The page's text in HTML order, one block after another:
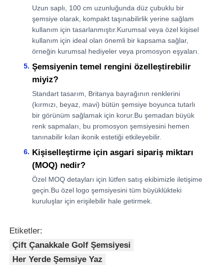
Uzun saplı, 100 cm uzunluğunda düz çubuklu bir
şemsiye olarak, kompakt taşınabilirlik yerine sağlam
kullanım için tasarlanmıştır.Kurumsal veya özel kişisel
kullanım için ideal olan önemli bir kapsama sağlar,
örneğin kurumsal hediyeler veya promosyon eşyaları.
Şemsiyenin temel rengini özelleştirebilir
miyiz?
Standart tasarım, Britanya bayrağının renklerini
(kırmızı, beyaz, mavi) bütün şemsiye boyunca tutarlı
bir görünüm sağlamak için korur.Bu şemadan büyük
renk sapmaları, bu promosyon şemsiyesini hemen
tanınabilir kılan ikonik estetiği etkileyebilir.
Kişiselleştirme için asgari sipariş miktarı
(MOQ) nedir?
Özel MOQ detayları için lütfen satış ekibimizle iletişime
geçin.Bu özel logo şemsiyesini tüm büyüklükteki
kuruluşlar için erişilebilir hale getirmek.
Etiketler:
Çift Çanakkale Golf Şemsiyesi
Her Yerde Şemsiye Yaz